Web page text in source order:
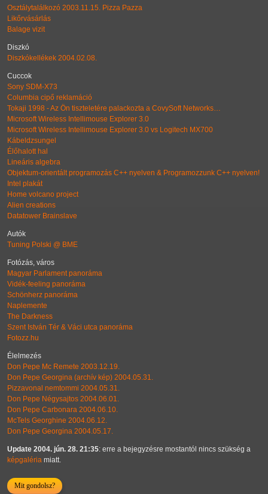
Osztálytalálkozó 2003.11.15. Pizza Pazza
Likőrvásárlás
Balage vizit
Diszkó
Diszkókellékek 2004.02.08.
Cuccok
Sony SDM-X73
Columbia cipő reklamáció
Tokaji 1998 - Az Ön tiszteletére palackozta a CovySoft Networks…
Microsoft Wireless Intellimouse Explorer 3.0
Microsoft Wireless Intellimouse Explorer 3.0 vs Logitech MX700
Kábeldzsungel
Élőhalott hal
Lineáris algebra
Objektum-orientált programozás C++ nyelven & Programozzunk C++ nyelven!
Intel plakát
Home volcano project
Alien creations
Datatower Brainslave
Autók
Tuning Polski @ BME
Fotózás, város
Magyar Parlament panoráma
Vidék-feeling panoráma
Schönherz panoráma
Naplemente
The Darkness
Szent István Tér & Váci utca panoráma
Fotozz.hu
Élelmezés
Don Pepe Mc Remete 2003.12.19.
Don Pepe Georgina (archív kép) 2004.05.31.
Pizzavonal nemtommi 2004.05.31.
Don Pepe Négysajtos 2004.06.01.
Don Pepe Carbonara 2004.06.10.
McTels Georghine 2004.06.12.
Don Pepe Georgina 2004.05.17.
Update 2004. jún. 28. 21:35: erre a bejegyzésre mostantól nincs szükség a
képgaléria miatt.
Mit gondolsz?